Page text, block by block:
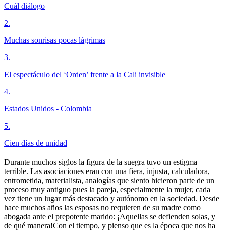
Cuál diálogo
2.
Muchas sonrisas pocas lágrimas
3.
El espectáculo del ‘Orden’ frente a la Cali invisible
4.
Estados Unidos - Colombia
5.
Cien días de unidad
Durante muchos siglos la figura de la suegra tuvo un estigma
terrible. Las asociaciones eran con una fiera, injusta, calculadora,
entrometida, materialista, analogías que siento hicieron parte de un
proceso muy antiguo pues la pareja, especialmente la mujer, cada
vez tiene un lugar más destacado y autónomo en la sociedad. Desde
hace muchos años las esposas no requieren de su madre como
abogada ante el prepotente marido: ¡Aquellas se defienden solas, y
de qué manera!Con el tiempo, y pienso que es la época que nos ha